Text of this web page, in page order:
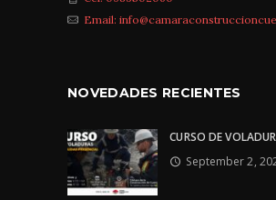
Email:
NOVEDADES RECIENTES
CURSO DE
September 2,